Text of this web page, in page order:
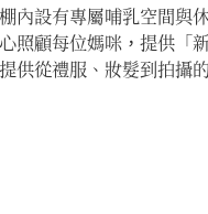
內設有專屬哺乳空間與
照顧每位媽咪，提供「
供從禮服、妝髮到拍攝